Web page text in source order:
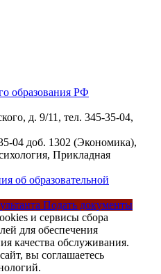
образования РФ
д. 9/11, тел. 345-35-04,
04 доб. 1302 (Экономика),
Прикладная
об образовательной
Подать документы
и сервисы сбора
для обеспечения
качества обслуживания.
вы соглашаетесь